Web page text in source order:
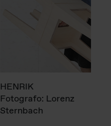
HENRIK
Fotografo: Lorenz
Sternbach